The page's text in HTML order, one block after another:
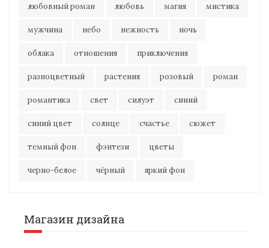
любовный роман любовь магия мистика
мужчина небо нежность ночь
облака отношения приключения
разноцветный растения розовый роман
романтика свет силуэт синий
синий цвет солнце счастье сюжет
темный фон фэнтези цветы
черно-белое чёрный яркий фон
Магазин дизайна